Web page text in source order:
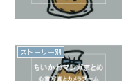
ストーリー別